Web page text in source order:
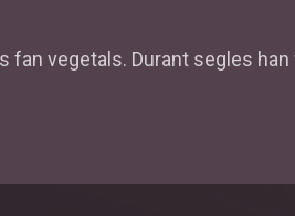
fan vegetals. Durant segles